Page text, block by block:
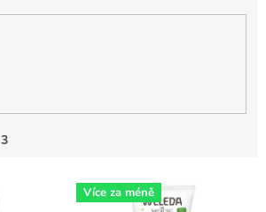
3
Více za méně